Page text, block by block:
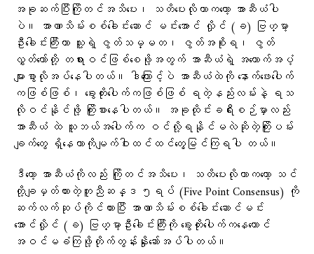
အခုဆက်ပြီးကြိုတင်အသိပေး၊ သတိပေးလိုတာကတော့ အာဆီယံပါ
ပဲ။ အာဏာသိမ်းစစ်ခေါင်းဆောင် မင်းအောင် လှိုင် (ခ) ဗြဟ္မာ့
ဦးခေါင်းကြီးဟာ သူ့ရဲ့ ဇွတ်သမ္မတ၊ ဇွတ်အစိုးရ၊ ဇွတ်
လွှတ်တော်တို့ တရားဝင်ဖြစ်စေဖို့အတွက် အာဆီယံရဲ့ အထောက်အပံ့
များစွာလိုအပ်နေပါတယ်။ ဒါကြောင့်ပဲ အာဆီယံထဲကို နောက်ဖေးပေါက်
ကဖြစ်ဖြစ်၊ ခွေးတိုးပေါက်ကဖြစ်ဖြစ် ရတဲ့နည်းလမ်းနဲ့ ရသ
လိုဝင်နိုင်ဖို့ ကြိုးစားနေပါတယ်။ အခုထိုင်းခရီးစဉ်မှာလည်း
အာဆီယံ ထဲ သူဘယ်အပေါက်က ဝင်လို့ရနိုင်မလဲဆိုတဲ့ကြိုးပမ်း
ချက်တွေ ရှိနေတာကိုမျက်ဝါးထင်ထင်တွေ့မြင်ကြရပါ တယ်။
ဒီတော့ အာဆီယံကိုလည်း ကြိုတင်အသိပေး၊ သတိပေးလိုတာကတော့ သင်
တို့ချမှတ်ထားတဲ့တူညီဆန္ဒ ၅ရပ် (Five Point Consensus) ကို
ဆက်လက်ဆုပ်ကိုင်ထားပြီး အာဏာသိမ်းစစ်ခေါင်းဆောင်မင်း
အောင်လှိုင် (ခ) ဗြဟ္မာ့ဦးခေါင်းကြီးကို ခွေးတိုးပေါက်ကနေတောင်
အဝင်မခံကြဖို့တိုက်တွန်းနှိုးဆော်အပ်ပါတယ်။